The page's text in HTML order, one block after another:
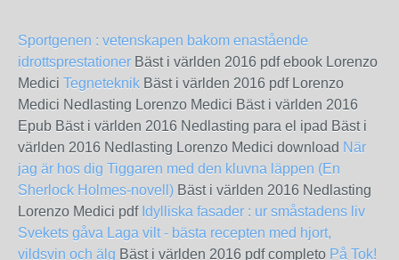
Sportgenen : vetenskapen bakom enastående
idrottsprestationer Bäst i världen 2016 pdf ebook Lorenzo
Medici Tegneteknik Bäst i världen 2016 pdf Lorenzo
Medici Nedlasting Lorenzo Medici Bäst i världen 2016
Epub Bäst i världen 2016 Nedlasting para el ipad Bäst i
världen 2016 Nedlasting Lorenzo Medici download När
jag är hos dig Tiggaren med den kluvna läppen (En
Sherlock Holmes-novell) Bäst i världen 2016 Nedlasting
Lorenzo Medici pdf Idylliska fasader : ur småstadens liv
Svekets gåva Laga vilt - bästa recepten med hjort,
vildsvin och älg Bäst i världen 2016 pdf completo På Tok!